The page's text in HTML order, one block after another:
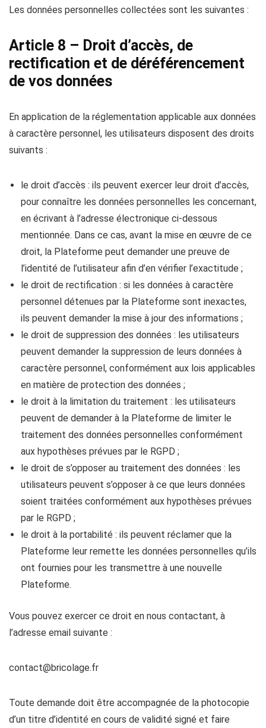
Les données personnelles collectées sont les suivantes :
Article 8 – Droit d’accès, de
rectification et de déréférencement
de vos données
En application de la réglementation applicable aux données
à caractère personnel, les utilisateurs disposent des droits
suivants :
le droit d’accès : ils peuvent exercer leur droit d’accès,
pour connaître les données personnelles les concernant,
en écrivant à l’adresse électronique ci-dessous
mentionnée. Dans ce cas, avant la mise en œuvre de ce
droit, la Plateforme peut demander une preuve de
l’identité de l’utilisateur afin d’en vérifier l’exactitude ;
le droit de rectification : si les données à caractère
personnel détenues par la Plateforme sont inexactes,
ils peuvent demander la mise à jour des informations ;
le droit de suppression des données : les utilisateurs
peuvent demander la suppression de leurs données à
caractère personnel, conformément aux lois applicables
en matière de protection des données ;
le droit à la limitation du traitement : les utilisateurs
peuvent de demander à la Plateforme de limiter le
traitement des données personnelles conformément
aux hypothèses prévues par le RGPD ;
le droit de s’opposer au traitement des données : les
utilisateurs peuvent s’opposer à ce que leurs données
soient traitées conformément aux hypothèses prévues
par le RGPD ;
le droit à la portabilité : ils peuvent réclamer que la
Plateforme leur remette les données personnelles qu’ils
ont fournies pour les transmettre à une nouvelle
Plateforme.
Vous pouvez exercer ce droit en nous contactant, à
l’adresse email suivante :
contact@bricolage.fr
Toute demande doit être accompagnée de la photocopie
d’un titre d’identité en cours de validité signé et faire